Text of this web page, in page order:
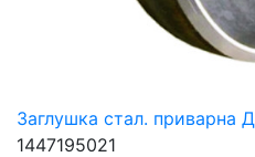
Заглушка стал. приварна
1447195021